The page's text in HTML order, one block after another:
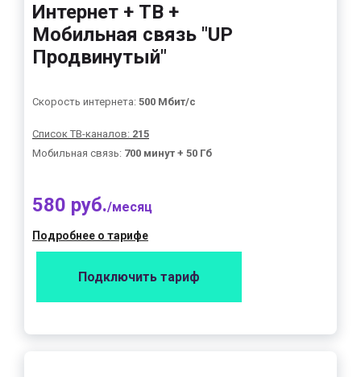
Интернет + ТВ +
Мобильная связь "UP
Продвинутый"
Скорость интернета: 500 Мбит/с
Список ТВ-каналов: 215
Мобильная связь: 700 минут + 50 Гб
580 руб./месяц
Подробнее о тарифе
Подключить тариф